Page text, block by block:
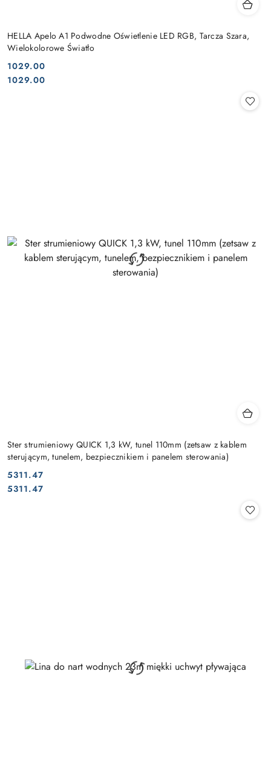
HELLA Apelo A1 Podwodne Oświetlenie LED RGB, Tarcza Szara,
Wielokolorowe Światło
Cena:
1029.00
Cena:
1029.00
Ster strumieniowy QUICK 1,3 kW, tunel 110mm (zetsaw z kablem
sterującym, tunelem, bezpiecznikiem i panelem sterowania)
Cena:
5311.47
Cena:
5311.47